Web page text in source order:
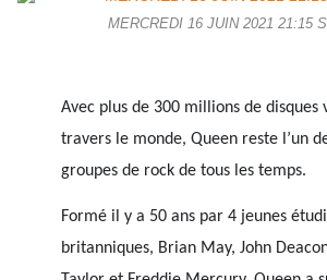
MERCREDI 16 JUIN 2021 21:15
Avec plus de 300 millions de disques
travers le monde, Queen reste l’un
groupes de rock de tous les temps.
Formé il y a 50 ans par 4 jeunes
britanniques, Brian May, John